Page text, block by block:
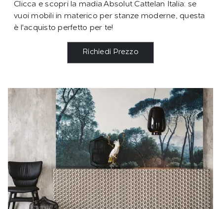
Clicca e scopri la madia Absolut Cattelan Italia: se
vuoi mobili in materico per stanze moderne, questa
è l'acquisto perfetto per te!
Richiedi Prezzo